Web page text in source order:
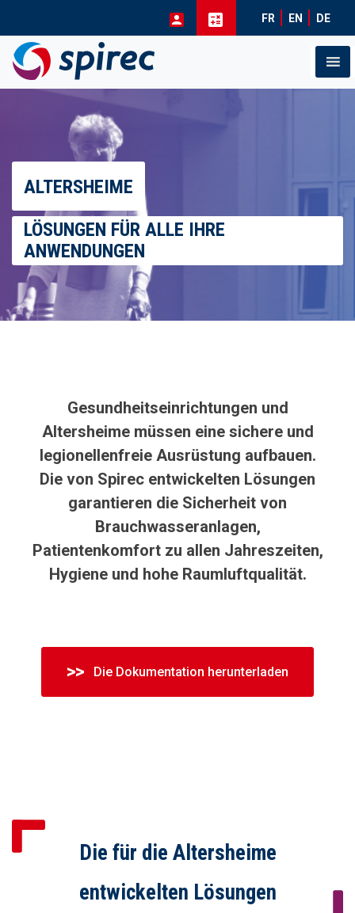
FR EN DE
ALTERSHEIME
LÖSUNGEN FÜR ALLE IHRE
ANWENDUNGEN
Gesundheitseinrichtungen und
Altersheime müssen eine sichere und
legionellenfreie Ausrüstung aufbauen.
Die von Spirec entwickelten Lösungen
garantieren die Sicherheit von
Brauchwasseranlagen,
Patientenkomfort zu allen Jahreszeiten,
Hygiene und hohe Raumluftqualität.
Die Dokumentation herunterladen
Die für die Altersheime
entwickelten Lösungen